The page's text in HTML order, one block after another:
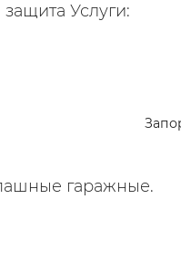
Услуги:
гаражные.